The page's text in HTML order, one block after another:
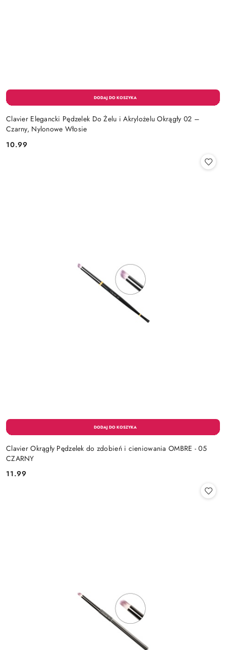
Clavier Elegancki Pędzelek Do Żelu i Akrylożelu Okrągły 02 –
Czarny, Nylonowe Włosie
Cena:
10.99
Clavier Okrągły Pędzelek do zdobień i cieniowania OMBRE - 05
CZARNY
Cena:
11.99